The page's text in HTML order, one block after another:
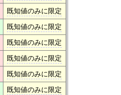
既知値のみに限定
既知値のみに限定
既知値のみに限定
既知値のみに限定
既知値のみに限定
既知値のみに限定